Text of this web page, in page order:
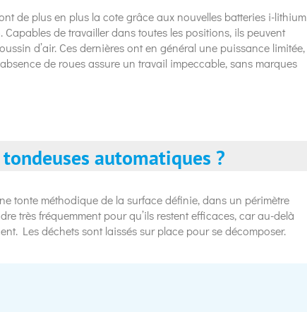
de plus en plus la cote grâce aux nouvelles batteries i-lithium
de travailler dans toutes les positions, ils peuvent
d’air. Ces dernières ont en général une puissance limitée,
de roues assure un travail impeccable, sans marques
automatiques ?
tonte méthodique de la surface définie, dans un périmètre
très fréquemment pour qu’ils restent efficaces, car au-delà
Les déchets sont laissés sur place pour se décomposer.